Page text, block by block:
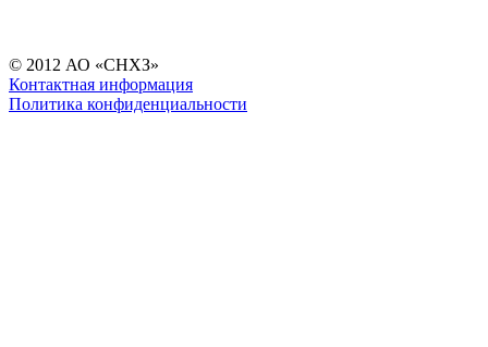
© 2012 АО «СНХЗ»
Контактная информация
Политика конфиденциальности